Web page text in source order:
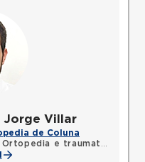
Jorge Villar
de Coluna
e traumatologia